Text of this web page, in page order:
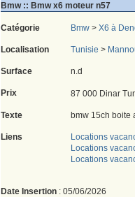
Bmw :: Bmw x6 moteur n57
Catégorie Bmw> X6 à
Localisation Tunisie >
Surface n.d
Prix 87 000 Dinar
Texte bmw 15ch boite
Liens
Locations
Locations
Locations
Date Insertion: 05/06/2026